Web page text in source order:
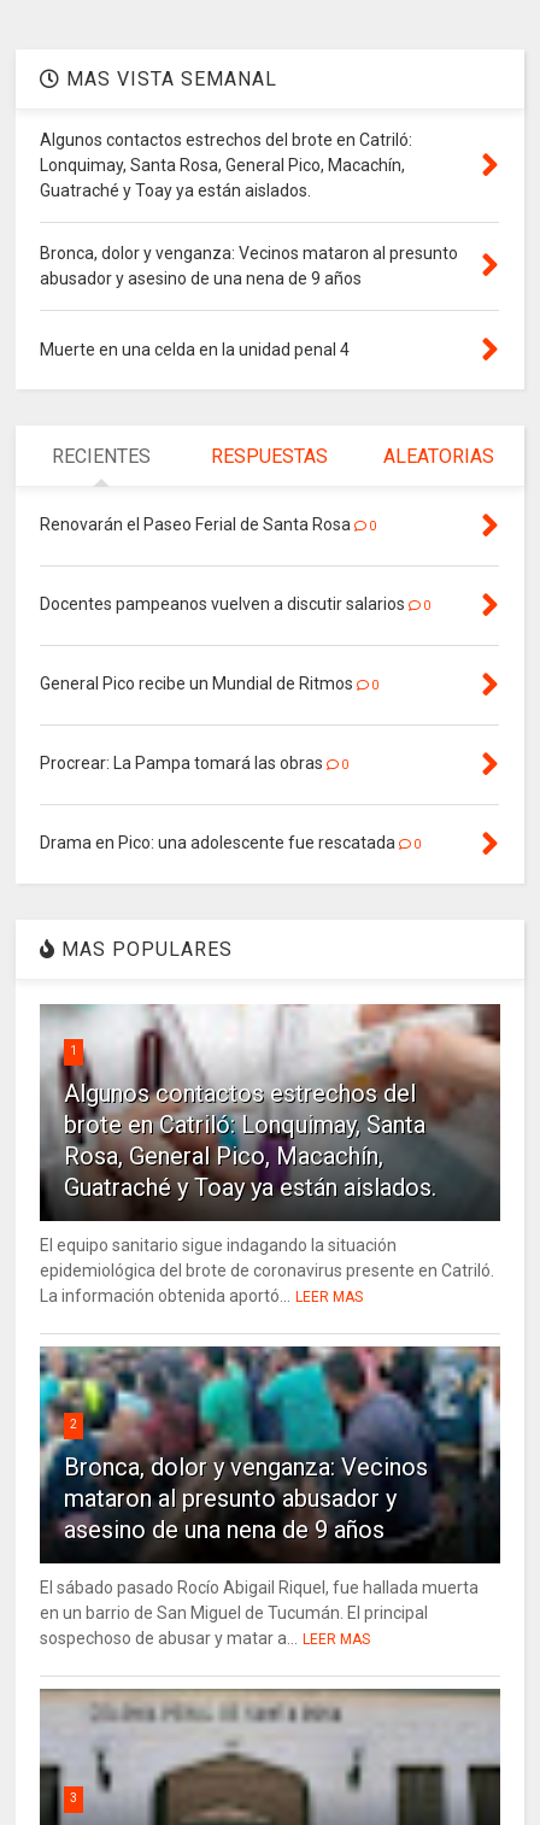
MAS VISTA SEMANAL
Algunos contactos estrechos del brote en Catriló:
Lonquimay, Santa Rosa, General Pico, Macachín,
Guatraché y Toay ya están aislados.
Bronca, dolor y venganza: Vecinos mataron al presunto
abusador y asesino de una nena de 9 años
Muerte en una celda en la unidad penal 4
RECIENTES RESPUESTAS ALEATORIAS
Renovarán el Paseo Ferial de Santa Rosa 0
Docentes pampeanos vuelven a discutir salarios 0
General Pico recibe un Mundial de Ritmos 0
Procrear: La Pampa tomará las obras 0
Drama en Pico: una adolescente fue rescatada 0
MAS POPULARES
1
Algunos contactos estrechos del
brote en Catriló: Lonquimay, Santa
Rosa, General Pico, Macachín,
Guatraché y Toay ya están aislados.
El equipo sanitario sigue indagando la situación
epidemiológica del brote de coronavirus presente en Catriló.
La información obtenida aportó...
LEER MAS
2
Bronca, dolor y venganza: Vecinos
mataron al presunto abusador y
asesino de una nena de 9 años
El sábado pasado Rocío Abigail Riquel, fue hallada muerta
en un barrio de San Miguel de Tucumán. El principal
sospechoso de abusar y matar a...
LEER MAS
3